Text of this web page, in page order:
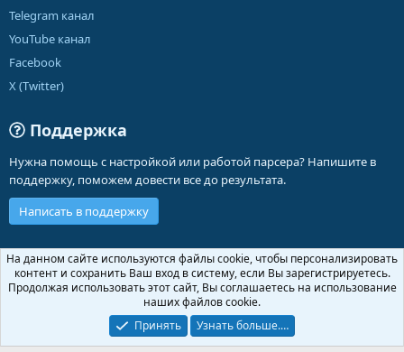
Telegram канал
YouTube канал
Facebook
X (Twitter)
Поддержка
Нужна помощь с настройкой или работой парсера? Напишите в
поддержку, поможем довести все до результата.
Написать в поддержку
Russian (RU)
Обратная связь
Условия и правила
Политика конфиденциальности
Помощь
Community platform by XenForo ® © 2010-2026 XenForo Ltd.
На данном сайте используются файлы cookie, чтобы персонализировать
контент и сохранить Ваш вход в систему, если Вы зарегистрируетесь.
Продолжая использовать этот сайт, Вы соглашаетесь на использование
наших файлов cookie.
Принять
Узнать больше.…